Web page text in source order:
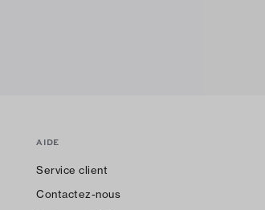
AIDE
Service client
Contactez-nous